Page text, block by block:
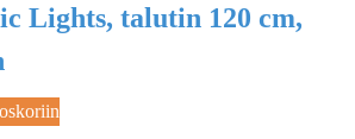
Lights, talutin 120 cm,